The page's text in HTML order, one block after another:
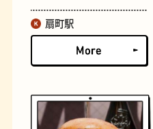
扇町駅